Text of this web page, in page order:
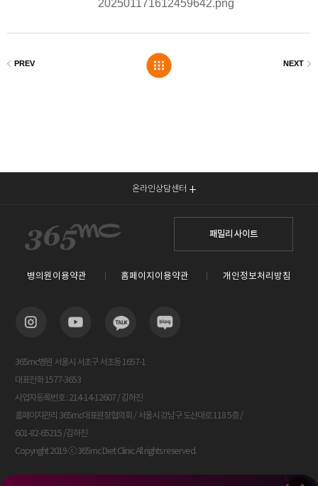
온라인상담센터
패밀리 사이트
병의원이용약관 홈페이지이용약관 개인정보처리방침
365mc병원 서울시 서초구 서초동 1657-1
대표전화 1577-3653
사업자등록번호 : 214-14-12607 / 김하진
홈페이지관리 365mc대표원장협의회 / 서울시 강남구 도산대로 118 5층 /
601-82-65215 /김하진
Copyright 2019 ⓒ 365mc Diet Clinic All rights reserved.